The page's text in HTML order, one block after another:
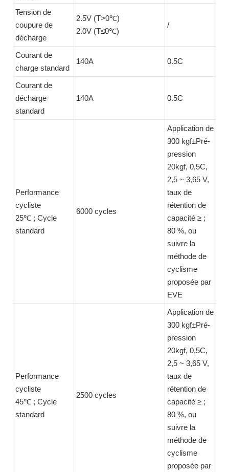
Tension de
coupure de
décharge
2.5V (T>0℃)
2.0V (T≤0℃)
/
Courant de
charge standard
140A 0.5C
Courant de
décharge
standard
140A 0.5C
Performance
cycliste
25℃ ; Cycle
standard
6000 cycles
Application de
300 kgf±Pré-
pression
20kgf, 0,5C,
2,5 ~ 3,65 V,
taux de
rétention de
capacité ≥ ;
80 %, ou
suivre la
méthode de
cyclisme
proposée par
EVE
Performance
cycliste
45℃ ; Cycle
standard
2500 cycles
Application de
300 kgf±Pré-
pression
20kgf, 0,5C,
2,5 ~ 3,65 V,
taux de
rétention de
capacité ≥ ;
80 %, ou
suivre la
méthode de
cyclisme
proposée par